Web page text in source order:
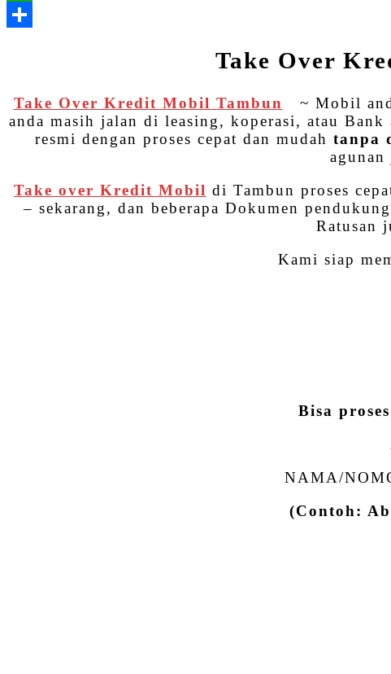
Take Over
Take Over Kredit Mobil Tambun
~ Mobil
anda masih jalan di leasing, koperasi, atau
resmi dengan proses cepat dan mudah tanpa
Take over Kredit Mobil di Tambun proses
– sekarang, dan beberapa Dokumen
Ratusan
Kami siap
Bisa
NAMA/
(Contoh: